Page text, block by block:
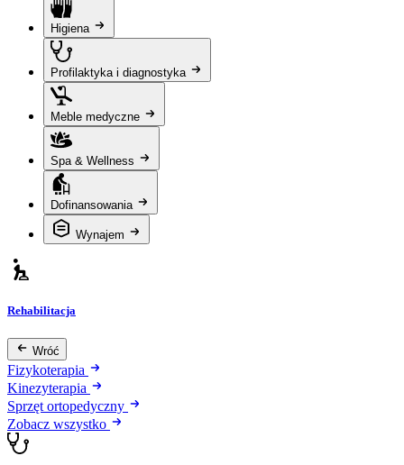
Higiena
Profilaktyka i diagnostyka
Meble medyczne
Spa & Wellness
Dofinansowania
Wynajem
Rehabilitacja
Wróć
Fizykoterapia
Kinezyterapia
Sprzęt ortopedyczny
Zobacz wszystko